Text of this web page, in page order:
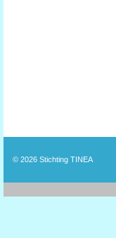
© 2026 Stichting TINEA